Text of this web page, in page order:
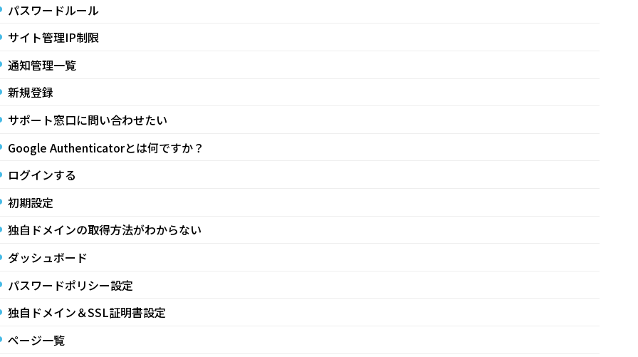
パスワードルール
サイト管理IP制限
通知管理一覧
新規登録
サポート窓口に問い合わせたい
Google Authenticatorとは何ですか？
ログインする
初期設定
独自ドメインの取得方法がわからない
ダッシュボード
パスワードポリシー設定
独自ドメイン＆SSL証明書設定
ページ一覧